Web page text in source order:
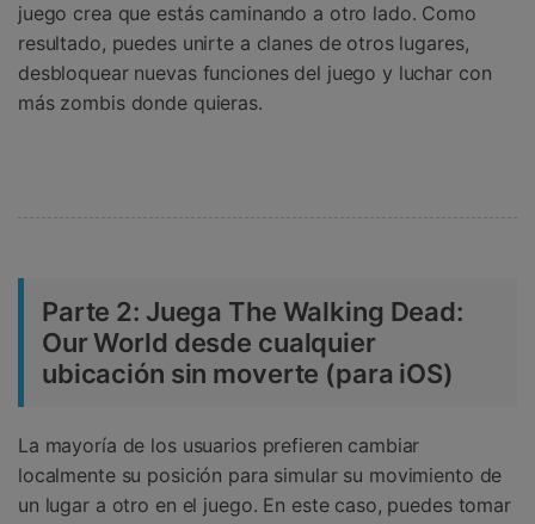
juego crea que estás caminando a otro lado. Como
resultado, puedes unirte a clanes de otros lugares,
desbloquear nuevas funciones del juego y luchar con
más zombis donde quieras.
Parte 2: Juega The Walking Dead:
Our World desde cualquier
ubicación sin moverte (para iOS)
La mayoría de los usuarios prefieren cambiar
localmente su posición para simular su movimiento de
un lugar a otro en el juego. En este caso, puedes tomar